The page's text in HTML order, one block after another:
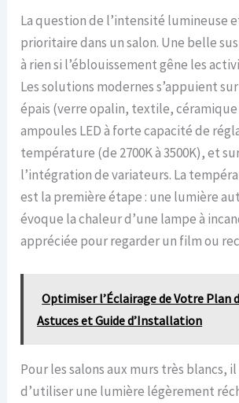
La question de l’intensité lumineuse
prioritaire dans un salon. Une belle
à rien si l’éblouissement gêne les
Les solutions modernes s’appuient
épais (verre opalin, textile,
ampoules LED à forte capacité de
température (de 2700K à 3500K), et
l’intégration de variateurs. La
est la première étape : une lumière
évoque la chaleur d’une lampe à
appréciée pour regarder un film ou
Optimiser l’Éclairage de Votre Plan
Astuces et Guide d’Installation
Pour les salons aux murs très blancs,
d’utiliser une lumière légèrement